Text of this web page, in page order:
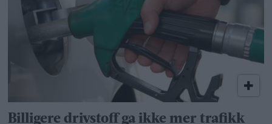
Billigere drivstoff ga ikke mer trafikk